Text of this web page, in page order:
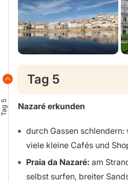
Tag 5
Tag 5
Nazaré erkunden
durch Gassen
viele kleine Cafés und
Praia da Nazaré: am
selbst surfen, breiter